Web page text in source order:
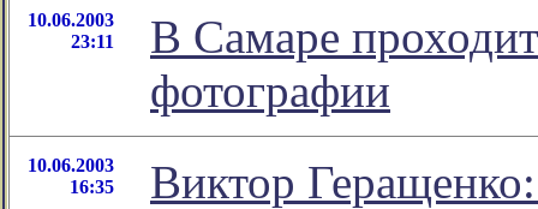
10.06.2003
23:11
В Самаре
фотографии
10.06.2003
16:35
Виктор